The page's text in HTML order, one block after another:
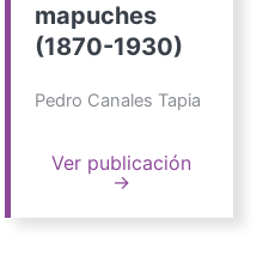
mapuches
(1870-1930)
Pedro Canales Tapia
Ver publicación
→